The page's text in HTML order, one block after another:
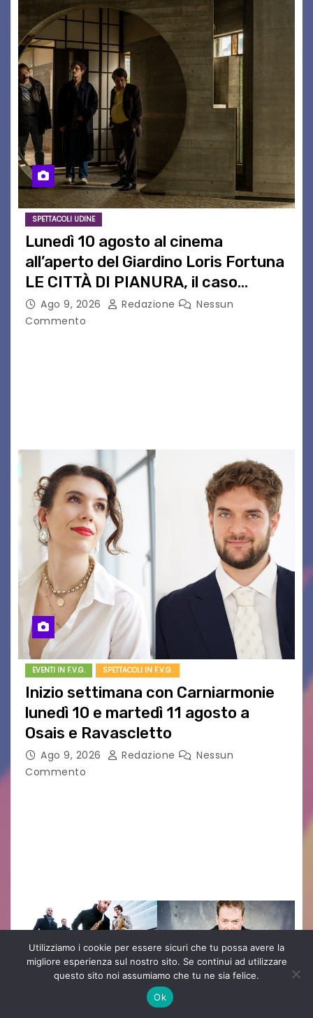
SPETTACOLI UDINE
Lunedì 10 agosto al cinema
all’aperto del Giardino Loris Fortuna
LE CITTÀ DI PIANURA, il caso
cinematografico dell’anno!
Ago 9, 2026 Redazione
Nessun
Commento
EVENTI IN F.V.G. SPETTACOLI IN F.V.G.
Inizio settimana con Carniarmonie
lunedì 10 e martedì 11 agosto a
Osais e Ravascletto
Ago 9, 2026 Redazione
Nessun
Commento
Utilizziamo i cookie per essere sicuri che tu possa avere la
migliore esperienza sul nostro sito. Se continui ad utilizzare
questo sito noi assumiamo che tu ne sia felice.
Ok